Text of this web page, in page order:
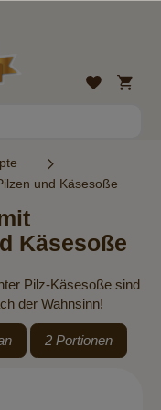
Lista
Mi
cesta
und Käsesoße
Käsesoße
Pilz-Käsesoße sind
der Wahnsinn!
2 Portionen